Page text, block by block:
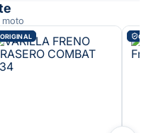
ORIGINAL